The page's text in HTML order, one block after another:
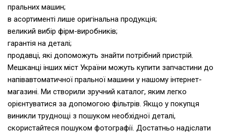
пральних машин;
в асортименті лише оригінальна продукція;
великий вибір фірм-виробників;
гарантія на деталі;
продавці, які допоможуть знайти потрібний пристрій.
Мешканці інших міст України можуть купити запчастини до
напівавтоматичної пральної машини у нашому інтернет-
магазині. Ми створили зручний каталог, яким легко
орієнтуватися за допомогою фільтрів. Якщо у покупця
виникли труднощі з пошуком необхідної деталі,
скористайтеся пошуком фотографії. Достатньо надіслати